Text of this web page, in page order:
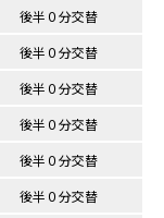
後半０分交替
後半０分交替
後半０分交替
後半０分交替
後半０分交替
後半０分交替